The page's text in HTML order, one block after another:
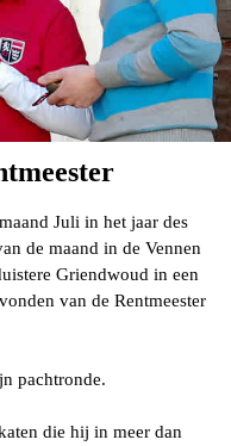
Juli in het jaar des
de maand in de Vennen
Griendwoud in een
van de Rentmeester
pachtronde.
die hij in meer dan